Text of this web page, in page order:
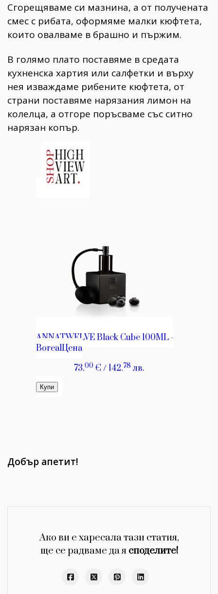
Сгорещяваме си мазнина, а от получената
смес с рибата, оформяме малки кюфтета,
които овалваме в брашно и пържим.
В голямо плато поставяме в средата
кухненска хартия или салфетки и върху
нея изваждаме рибените кюфтета, от
страни поставяме нарязания лимон на
колелца, а отгоре поръсваме със ситно
нарязан копър.
Добър апетит!
Ако ви е харесала тази статия,
ще се радваме да я споделите!